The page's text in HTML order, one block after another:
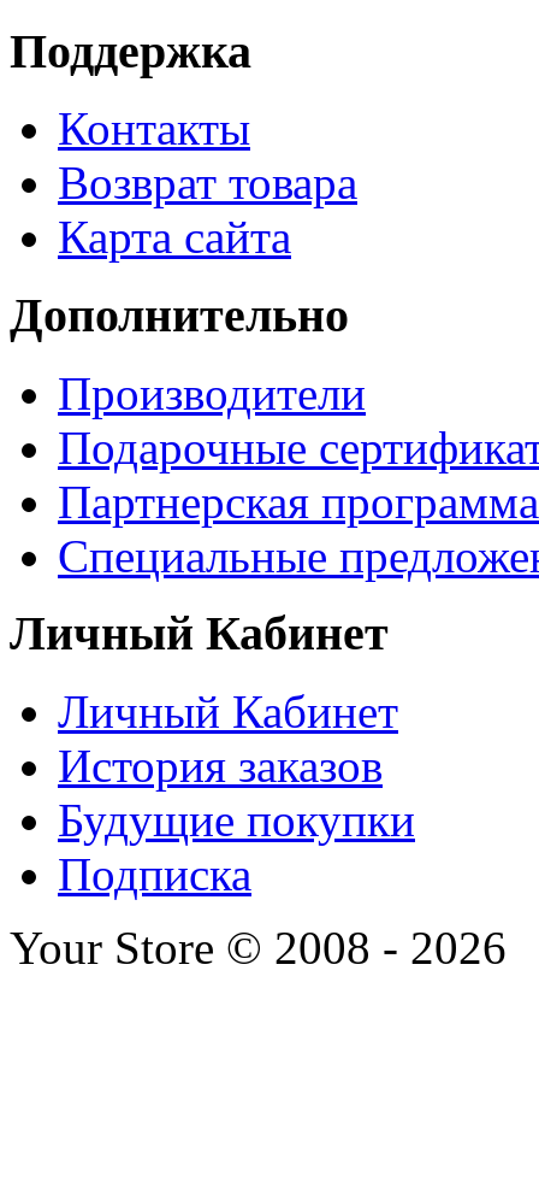
Поддержка
Контакты
Возврат товара
Карта сайта
Дополнительно
Производители
Подарочные
Партнерская программа
Специальные
Личный Кабинет
Личный Кабинет
История заказов
Будущие покупки
Подписка
Your Store © 2008 - 2026